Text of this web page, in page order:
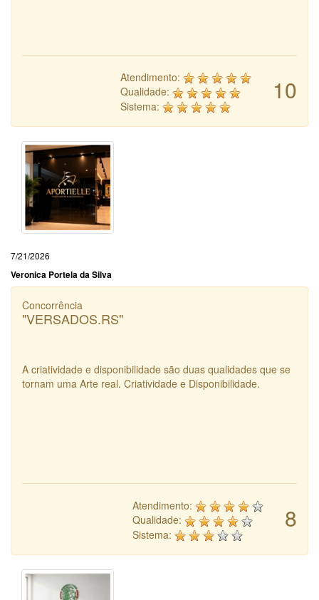
10
Atendimento:
Qualidade:
Sistema:
7/21/2026
Veronica Portela da Silva
Concorrência
"VERSADOS.RS"
A criatividade e disponibilidade são duas qualidades que se
tornam uma Arte real. Criatividade e Disponibilidade.
8
Atendimento:
Qualidade:
Sistema: